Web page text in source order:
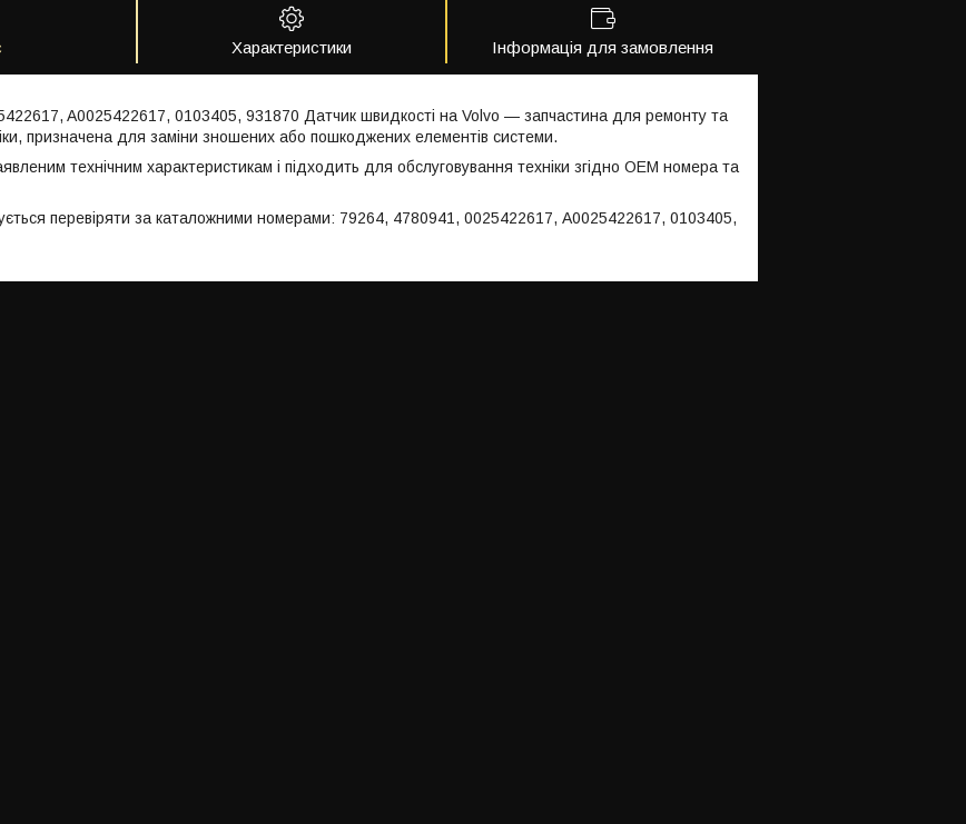
Характеристики Інформація для замовлення
A0025422617, 0103405, 931870 Датчик швидкості на Volvo — запчастина для ремонту та
призначена для заміни зношених або пошкоджених елементів системи.
технічним характеристикам і підходить для обслуговування техніки згідно OEM номера та
перевіряти за каталожними номерами: 79264, 4780941, 0025422617, A0025422617, 0103405,